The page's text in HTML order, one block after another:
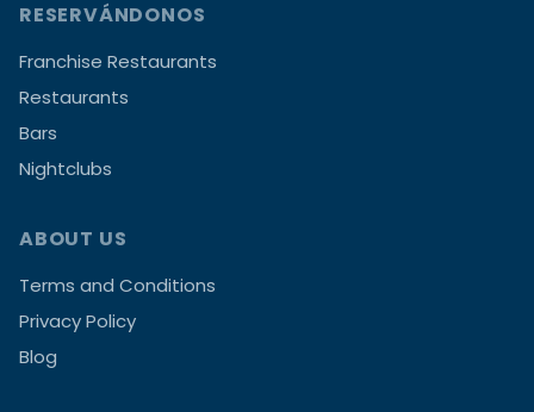
RESERVÁNDONOS
Franchise Restaurants
Restaurants
Bars
Nightclubs
ABOUT US
Terms and Conditions
Privacy Policy
Blog